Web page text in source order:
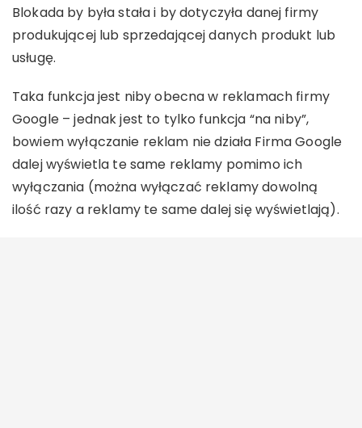
Blokada by była stała i by dotyczyła danej firmy
produkującej lub sprzedającej danych produkt lub
usługę.
Taka funkcja jest niby obecna w reklamach firmy
Google – jednak jest to tylko funkcja “na niby”,
bowiem wyłączanie reklam nie działa Firma Google
dalej wyświetla te same reklamy pomimo ich
wyłączania (można wyłączać reklamy dowolną
ilość razy a reklamy te same dalej się wyświetlają).